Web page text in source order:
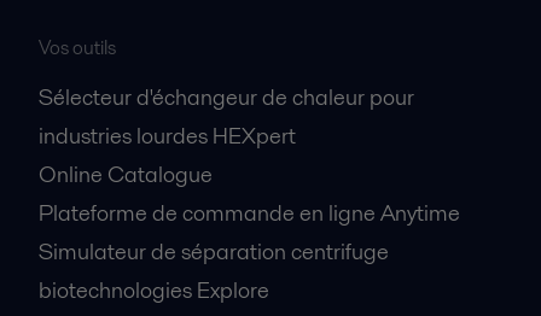
Vos outils
Sélecteur d'échangeur de chaleur pour
industries lourdes HEXpert
Online Catalogue
Plateforme de commande en ligne Anytime
Simulateur de séparation centrifuge
biotechnologies Explore